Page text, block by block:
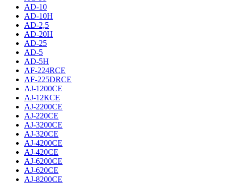
AD-10
AD-10H
AD-2,5
AD-20H
AD-25
AD-5
AD-5H
AF-224RCE
AF-225DRCE
AJ-1200CE
AJ-12КCE
AJ-2200CE
AJ-220CE
AJ-3200CE
AJ-320CE
AJ-4200CE
AJ-420CE
AJ-6200CE
AJ-620CE
AJ-8200CE